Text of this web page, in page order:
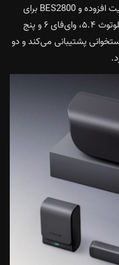
شامل اسنپدراگون AR1 برای پردازش واقعیت افزوده و BES2800 برای
عملکردهای صوتی می‌شود. این عینک از بلوتوث ۵.۴، وای‌فای ۶ و پنج
پشتیبانی می‌کند و دو